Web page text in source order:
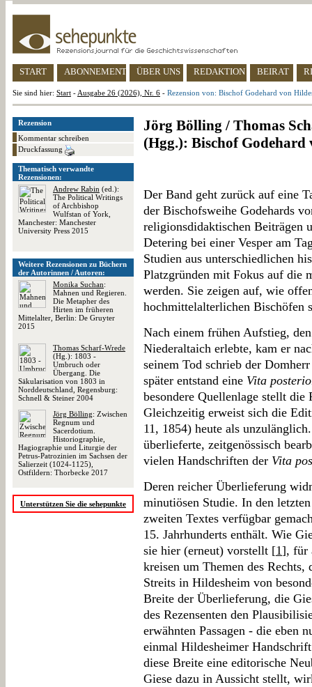
START ABONNEMENT ÜBER UNS REDAKTION BEIRAT
Sie sind hier: Start - Ausgabe 26 (2026), Nr. 6 - Rezension von: Bischof Godehard von
Rezension
Kommentar schreiben
Druckfassung
Thematisch verwandte
Rezensionen:
Andrew Rabin (ed.):
The Political Writings
of Archbishop
Wulfstan of York,
Manchester: Manchester
University Press 2015
Weitere Rezensionen zu Büchern
der Autorinnen / Autoren:
Monika Suchan:
Mahnen und Regieren.
Die Metapher des
Hirten im früheren
Mittelalter, Berlin: De Gruyter
2015
Thomas Scharf-Wrede
(Hg.): 1803 -
Umbruch oder
Übergang. Die
Säkularisation von 1803 in
Norddeutschland, Regensburg:
Schnell & Steiner 2004
Jörg Bölling: Zwischen
Regnum und
Sacerdotium.
Historiographie,
Hagiographie und Liturgie der
Petrus-Patrozinien im Sachsen der
Salierzeit (1024-1125),
Ostfildern: Thorbecke 2017
Unterstützen Sie die sehepunkte
Jörg Bölling / Thomas
(Hgg.): Bischof Godehard
Der Band geht zurück auf eine
der Bischofsweihe Godehards
religionsdidaktischen Beiträgen
Detering bei einer Vesper am
Studien aus unterschiedlichen
Platzgründen mit Fokus auf die
werden. Sie zeigen auf, wie
hochmittelalterlichen Bischöfen
Nach einem frühen Aufstieg,
Niederaltaich erlebte, kam er
seinem Tod schrieb der
später entstand eine Vita
besondere Quellenlage stellt
Gleichzeitig erweist sich die
11, 1854) heute als
überlieferte, zeitgenössisch
vielen Handschriften der Vita
Deren reicher Überlieferung
minutiösen Studie. In den letzten
zweiten Textes verfügbar
15. Jahrhunderts enthält. Wie
sie hier (erneut) vorstellt [1], für
kreisen um Themen des Rechts,
Streits in Hildesheim von
Breite der Überlieferung, die
des Rezensenten den
erwähnten Passagen - die eben
einmal Hildesheimer
diese Breite eine editorische
Giese dazu in Aussicht stellt,